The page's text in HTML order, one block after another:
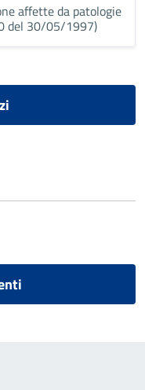
affette da patologie
del 30/05/1997)